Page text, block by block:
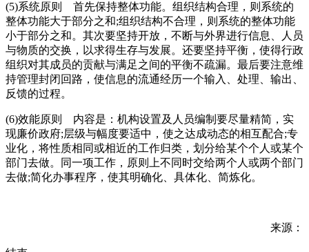
(5)系统原则 首先保持整体功能。组织结构合理，则系统的
整体功能大于部分之和;组织结构不合理，则系统的整体功能
小于部分之和。其次要坚持开放，不断与外界进行信息、人员
与物质的交换，以求得生存与发展。还要坚持平衡，使得行政
组织对其成员的贡献与满足之间的平衡不疏漏。最后要注意维
持管理封闭回路，使信息的流通经历一个输入、处理、输出、
反馈的过程。
(6)效能原则 内容是：机构设置及人员编制要尽量精简，实
现廉价政府;层级与幅度要适中，使之达成动态的相互配合;专
业化，将性质相同或相近的工作归类，划分给某个个人或某个
部门去做。同一项工作，原则上不同时交给两个人或两个部门
去做;简化办事程序，使其明确化、具体化、简炼化。
来源：